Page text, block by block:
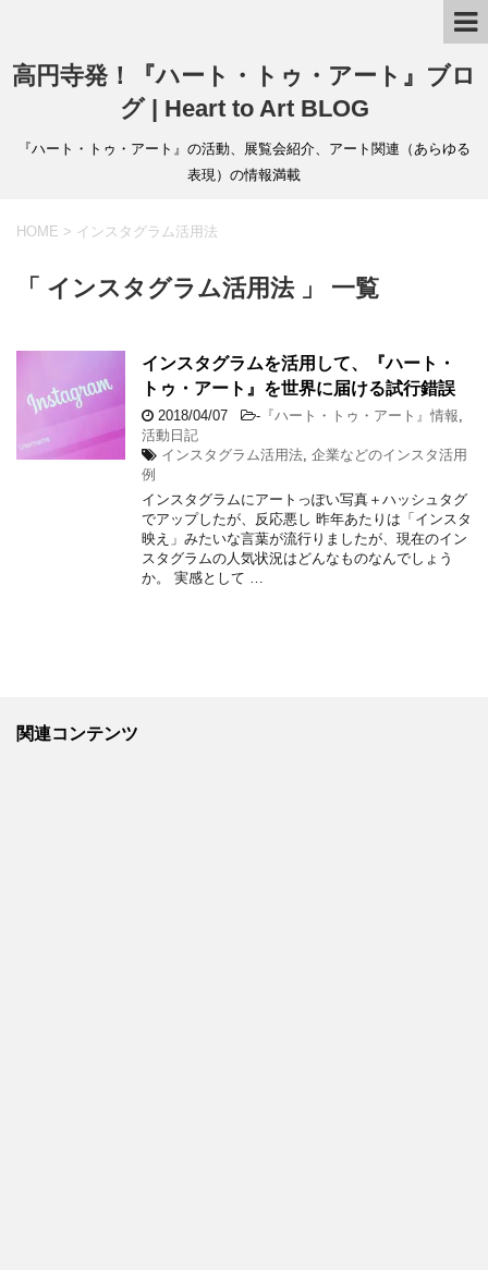
高円寺発！『ハート・トゥ・アート』ブロ
グ | Heart to Art BLOG
『ハート・トゥ・アート』の活動、展覧会紹介、アート関連（あらゆる
表現）の情報満載
HOME > インスタグラム活用法
「 インスタグラム活用法 」 一覧
インスタグラムを活用して、『ハート・
トゥ・アート』を世界に届ける試行錯誤
2018/04/07 - 『ハート・トゥ・アート』情報
活動日記
インスタグラム活用法 企業などのインスタ活用
例
インスタグラムにアートっぽい写真＋ハッシュタグ
でアップしたが、反応悪し 昨年あたりは「インスタ
映え」みたいな言葉が流行りましたが、現在のイン
スタグラムの人気状況はどんなものなんでしょう
か。 実感として …
関連コンテンツ